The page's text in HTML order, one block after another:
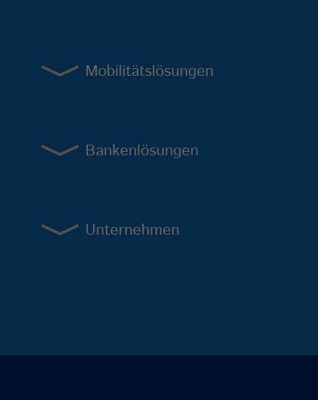
Mobilitätslösungen
Bankenlösungen
Unternehmen